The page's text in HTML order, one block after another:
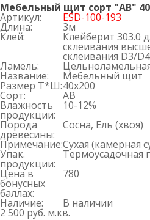
Мебельный щит сорт "АВ"
Артикул: ESD-100-193
Длина: 3м
Клей: Клейберит 303.0
склеивания
склеивания D3/
Ламель:
Название: Мебельный щит
Размер Т*Ш:40х200
Сорт: AB
Влажность
продукции:
10-12%
Порода
древесины:
Сосна, Ель (хвоя)
Примечание:Сухая (камерная
Упак.
продукции:
Термоусадочная
Цена в
бонусных
баллах:
780
Наличие: В наличии
2 500 руб. м.кв.